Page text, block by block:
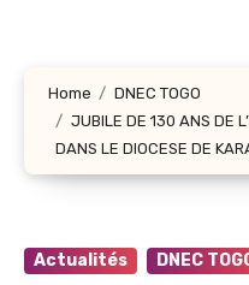
Home
DNEC TOGO
JUBILE DE 130 ANS DE
DANS LE DIOCESE DE
Actualités DNEC